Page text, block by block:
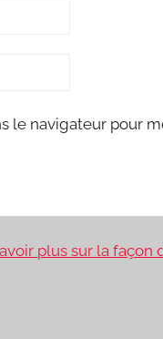
le navigateur pour
plus sur la